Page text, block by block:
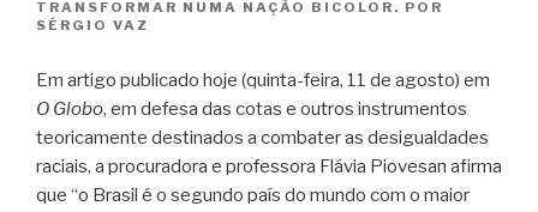
TRANSFORMAR NUMA NAÇÃO BICOLOR. POR
SÉRGIO VAZ
Em artigo publicado hoje (quinta-feira, 11 de agosto) em
O Globo, em defesa das cotas e outros instrumentos
teoricamente destinados a combater as desigualdades
raciais, a procuradora e professora Flávia Piovesan afirma
que “o Brasil é o segundo país do mundo com o maior